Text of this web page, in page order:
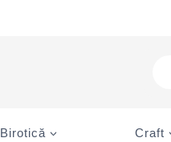
Birotică Craft